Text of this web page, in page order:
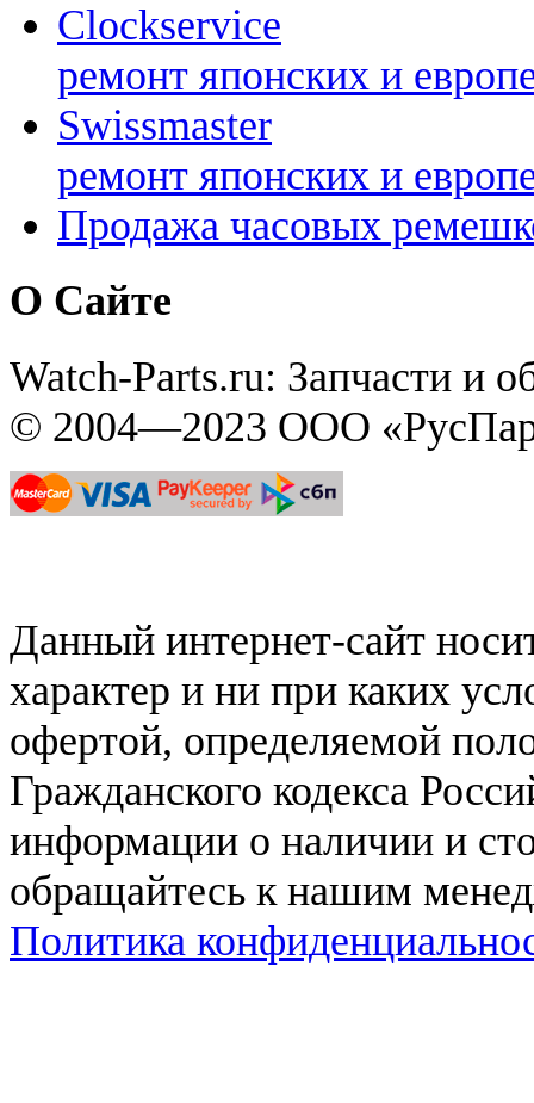
Clockservice
ремонт японских и
Swissmaster
ремонт японских и
Продажа часовых
О Сайте
Watch-Parts.ru: Запчасти и
© 2004—2023 ООО
Данный интернет-сайт
характер и ни при каких
офертой, определяемой
Гражданского кодекса
информации о наличии и
обращайтесь к нашим
Политика